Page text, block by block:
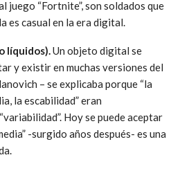
juego “Fortnite”, son soldados que
es casual en la era digital.
líquidos). Un objeto digital se
y existir en muchas versiones del
– se explicaba porque “la
la escabilidad” eran
Hoy se puede aceptar
-surgido años después- es una